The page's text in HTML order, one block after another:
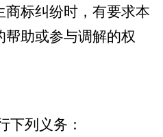
标纠纷时，有要求本
助或参与调解的权
下列义务：